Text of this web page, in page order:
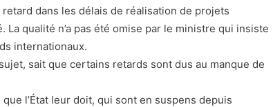
dans les délais de réalisation de projets
qualité n’a pas été omise par le ministre qui insiste
internationaux.
sait que certains retards sont dus au manque de
l’État leur doit, qui sont en suspens depuis